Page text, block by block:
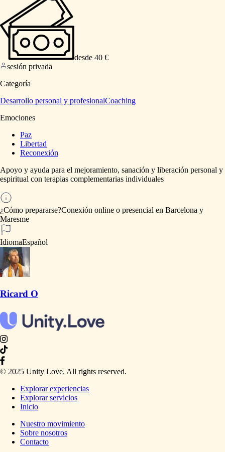
desde 40 €
sesión privada
Categoría
Desarrollo personal y profesionalCoaching
Emociones
Paz
Libertad
Reconexión
Apoyo y ayuda para el mejoramiento, sanación y liberación personal y
espiritual con terapias complementarias individuales
¿Cómo prepararse?Conexión online o presencial en Barcelona y
Maresme
IdiomaEspañol
Ricard O
© 2025 Unity Love. All rights reserved.
Explorar experiencias
Explorar servicios
Inicio
Nuestro movimiento
Sobre nosotros
Contacto